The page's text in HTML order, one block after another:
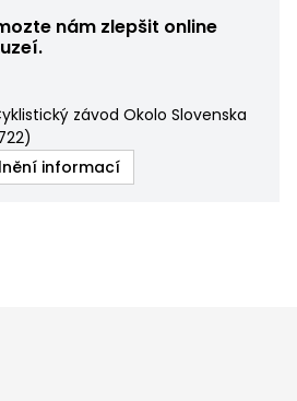
nám zlepšit online
závod Okolo Slovenska
)
informací